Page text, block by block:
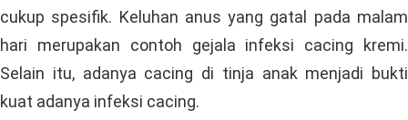
cukup spesifik. Keluhan anus yang gatal pada malam
hari merupakan contoh gejala infeksi cacing kremi.
Selain itu, adanya cacing di tinja anak menjadi bukti
kuat adanya infeksi cacing.